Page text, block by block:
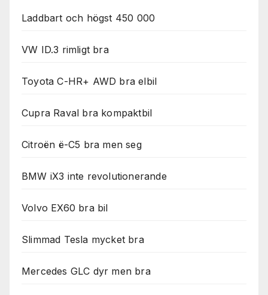
Laddbart och högst 450 000
VW ID.3 rimligt bra
Toyota C-HR+ AWD bra elbil
Cupra Raval bra kompaktbil
Citroën ë-C5 bra men seg
BMW iX3 inte revolutionerande
Volvo EX60 bra bil
Slimmad Tesla mycket bra
Mercedes GLC dyr men bra